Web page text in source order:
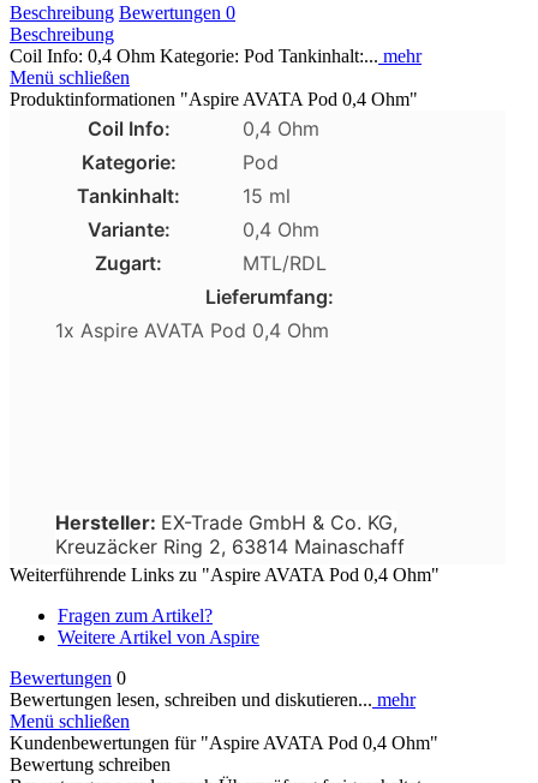
Beschreibung Bewertungen 0
Beschreibung
Coil Info: 0,4 Ohm Kategorie: Pod Tankinhalt:... mehr
Menü schließen
Produktinformationen "Aspire AVATA Pod 0,4 Ohm"
Coil Info:
0,4 Ohm
Kategorie:
Pod
Tankinhalt:
15 ml
Variante:
0,4 Ohm
Zugart:
MTL/RDL
Lieferumfang:
1x Aspire AVATA Pod 0,4 Ohm
Hersteller: EX-Trade GmbH & Co. KG,
Kreuzäcker Ring 2, 63814 Mainaschaff
Weiterführende Links zu "Aspire AVATA Pod 0,4 Ohm"
Fragen zum Artikel?
Weitere Artikel von Aspire
Bewertungen 0
Bewertungen lesen, schreiben und diskutieren... mehr
Menü schließen
Kundenbewertungen für "Aspire AVATA Pod 0,4 Ohm"
Bewertung schreiben